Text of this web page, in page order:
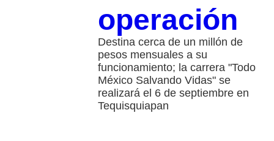
operación
Destina cerca de un millón de
pesos mensuales a su
funcionamiento; la carrera "Todo
México Salvando Vidas" se
realizará el 6 de septiembre en
Tequisquiapan